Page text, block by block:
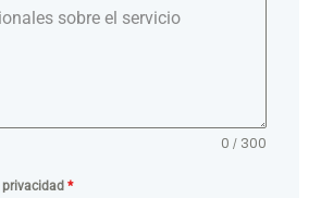
sobre el servicio
0 / 300
*